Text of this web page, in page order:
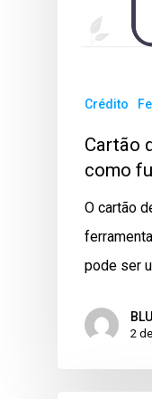
Crédito
Cartão
como
O cartão
pode ser
2